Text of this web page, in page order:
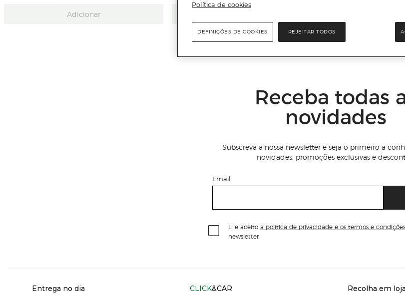
Adicionar
Receba todas
novidades
Subscreva a nossa newsletter e seja o primeiro a
novidades, promoções exclusivas e
Email
Li e aceito a política de privacidade e os termos e
newsletter
Servicios
Entrega no dia CLICK&CAR Recolha em loja
Política de cookies
REJEITAR TODOS
DEFINIÇÕES DE COOKIES